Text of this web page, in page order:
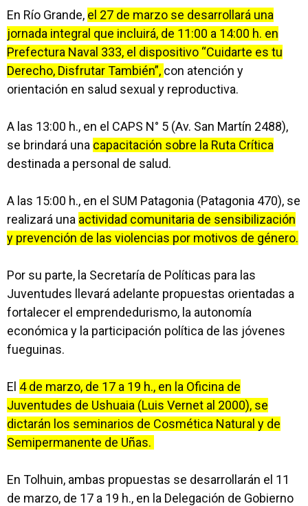
En Río Grande, el 27 de marzo se desarrollará una
jornada integral que incluirá, de 11:00 a 14:00 h. en
Prefectura Naval 333, el dispositivo “Cuidarte es tu
Derecho, Disfrutar También”, con atención y
orientación en salud sexual y reproductiva.
A las 13:00 h., en el CAPS N° 5 (Av. San Martín 2488),
se brindará una capacitación sobre la Ruta Crítica
destinada a personal de salud.
A las 15:00 h., en el SUM Patagonia (Patagonia 470), se
realizará una actividad comunitaria de sensibilización
y prevención de las violencias por motivos de género.
Por su parte, la Secretaría de Políticas para las
Juventudes llevará adelante propuestas orientadas a
fortalecer el emprendedurismo, la autonomía
económica y la participación política de las jóvenes
fueguinas.
El 4 de marzo, de 17 a 19 h., en la Oficina de
Juventudes de Ushuaia (Luis Vernet al 2000), se
dictarán los seminarios de Cosmética Natural y de
Semipermanente de Uñas.
En Tolhuin, ambas propuestas se desarrollarán el 11
de marzo, de 17 a 19 h., en la Delegación de Gobierno